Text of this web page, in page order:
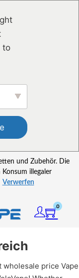
to
und Zubehör. Die
illegaler
Verwerfen
0
wholesale price Vape